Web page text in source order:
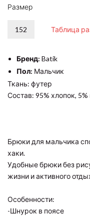
Размер
152 Таблица
Бренд: Batik
Пол: Мальчик
Ткань: футер
Состав: 95% хлопок, 5%
Брюки для мальчика
хаки.
Удобные брюки без
жизни и активного
Особенности:
-Шнурок в поясе